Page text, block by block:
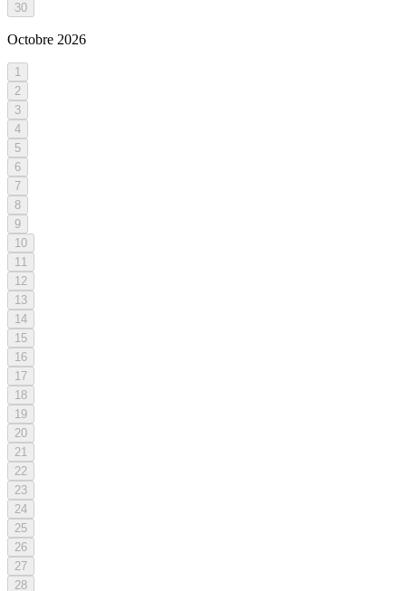
30
Octobre 2026
1
2
3
4
5
6
7
8
9
10
11
12
13
14
15
16
17
18
19
20
21
22
23
24
25
26
27
28